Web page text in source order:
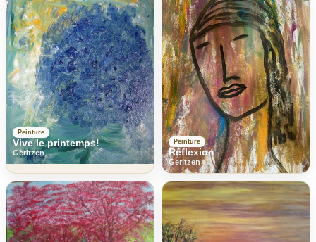
Peinture
Vive le printemps!
Geritzen
Peinture
Réflexion
Geritzen